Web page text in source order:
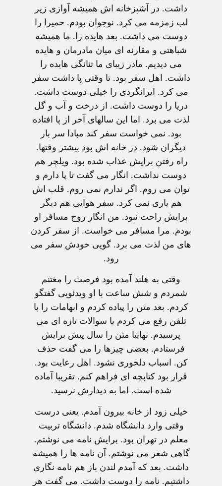
داشت. در آشپزخانه اش همیشه آوازی زیر
لب زمزمه می کرد. نوجوان بودم. حمیرا را
دوست می داشت. بعد هایده را. ما همیشه
شباهتی و مقارنه ای میان مادرمان و هایده
می دیدیم. مادر زیبای ما تنانگی هایده را
داشت. اهل سفر بود. تا وقتی پا داشت سفر
می کرد. ایرانگردی را خیلی دوست داشت.
دریا را دوست داشت. از درخت و آب و گل
لذت می برد. اما این سالهای آخر از پا افتاده
بود. نمی خواست سفر کند مبادا سر بار
دیگران شود. در خانه اش بود بیشتر وقتها.
راه رفتن برایش عذاب شده بود. ویلچر هم
دوست نداشت. انگار می گفت تا پا دارم و
توان می روم. اگر ندارم نمی روم. قلب اش
هم یاری نمی کرد. سفر هوایی هم دیگر
برایش راحت نبود. من انگار روح مسافر او
بودم. مرا مسافر می خواست. از سفر کردن
های من لذت می برد. گویی خودش سفر می
رود.
وقتی به هلند آمده بود فرصت را مغتنم
شمردم و شش ساعت با او ویدئویی گفتگو
کردم. بعد متن را پیاده کردم و ابهامات را با
تلفن رفع می کردم یا سوالات تازه ای می
پرسیدم. نهایتا متن را سال پیش برایش
فرستادم. بعضی چیزها را می گفت حذف
کن. اسباب دلخوری نشود. اهل رعایت بود.
قرار بود کتابچه ای فراهم کنم. تقریبا آماده
شده است. اما به دیدارش نرسید.
خیلی زود از خانه بیرون آمدم. یعنی درست
وقتی وارد دانشگاه شدم. دانشگاه تربیت
معلم در تهران بود. برایش نامه می نوشتم.
گاهی شعر می نوشتم. آن نامه ها را همیشه
داشت. بعد که آمدم لندن باز هم نامه نگاری
داشتیم. نامه را دوست داشت. می گفت هر